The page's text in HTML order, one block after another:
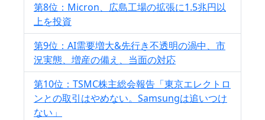
第8位：Micron、広島工場の拡張に1.5兆円以
上を投資
第9位：AI需要増大&先行き不透明の渦中、市
況実態、増産の備え、当面の対応
第10位：TSMC株主総会報告「東京エレクトロ
ンとの取引はやめない。Samsungは追いつけ
ない」